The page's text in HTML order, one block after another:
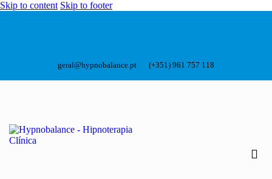
Skip to content Skip to footer
geral@hypnobalance.pt (+351) 961 757 118